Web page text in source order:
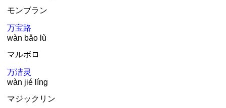
モンブラン
万宝路
wàn bǎo lù
マルボロ
万洁灵
wàn jié líng
マジックリン